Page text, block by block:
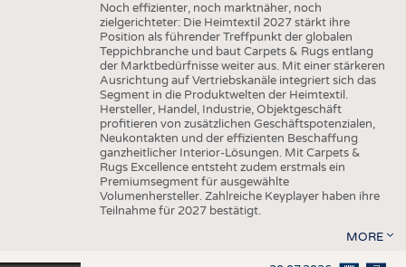
Noch effizienter, noch marktnäher, noch
zielgerichteter: Die Heimtextil 2027 stärkt ihre
Position als führender Treffpunkt der globalen
Teppichbranche und baut Carpets & Rugs entlang
der Marktbedürfnisse weiter aus. Mit einer stärkeren
Ausrichtung auf Vertriebskanäle integriert sich das
Segment in die Produktwelten der Heimtextil.
Hersteller, Handel, Industrie, Objektgeschäft
profitieren von zusätzlichen Geschäftspotenzialen,
Neukontakten und der effizienten Beschaffung
ganzheitlicher Interior-Lösungen. Mit Carpets &
Rugs Excellence entsteht zudem erstmals ein
Premiumsegment für ausgewählte
Volumenhersteller. Zahlreiche Keyplayer haben ihre
Teilnahme für 2027 bestätigt.
MORE